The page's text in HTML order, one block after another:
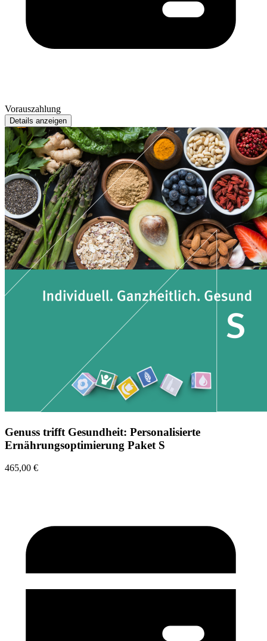
Vorauszahlung
Details anzeigen
Genuss trifft Gesundheit: Personalisierte
Ernährungsoptimierung Paket S
465,00 €